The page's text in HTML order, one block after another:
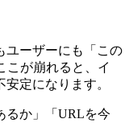
ユーザーにも「この
こが崩れると、イ
定になります。
るか」「URLを今